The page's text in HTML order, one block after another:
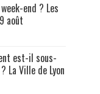
end ? Les
août
est-il sous-
La Ville de Lyon